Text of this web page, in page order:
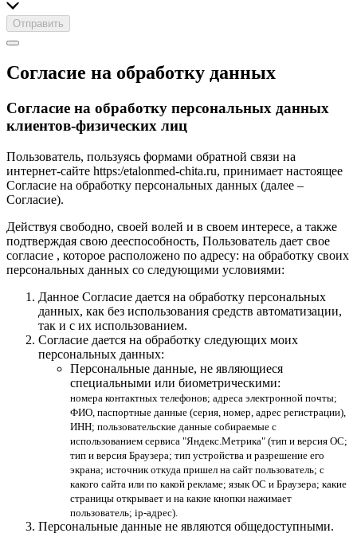
Отправить
Согласие на обработку данных
Согласие на обработку персональных данных
клиентов-физических лиц
Пользователь, пользуясь формами обратной связи на
интернет-сайте https:/etalonmed-chita.ru, принимает настоящее
Согласие на обработку персональных данных (далее –
Согласие).
Действуя свободно, своей волей и в своем интересе, а также
подтверждая свою дееспособность, Пользователь дает свое
согласие , которое расположено по адресу: на обработку своих
персональных данных со следующими условиями:
Данное Согласие дается на обработку персональных
данных, как без использования средств автоматизации,
так и с их использованием.
Согласие дается на обработку следующих моих
персональных данных:
Персональные данные, не являющиеся
специальными или биометрическими:
номера контактных телефонов; адреса электронной почты;
ФИО, паспортные данные (серия, номер, адрес регистрации),
ИНН; пользовательские данные собираемые с
использованием сервиса "Яндекс.Метрика" (тип и версия ОС;
тип и версия Браузера; тип устройства и разрешение его
экрана; источник откуда пришел на сайт пользователь; с
какого сайта или по какой рекламе; язык ОС и Браузера; какие
страницы открывает и на какие кнопки нажимает
пользователь; ip-адрес).
Персональные данные не являются общедоступными.